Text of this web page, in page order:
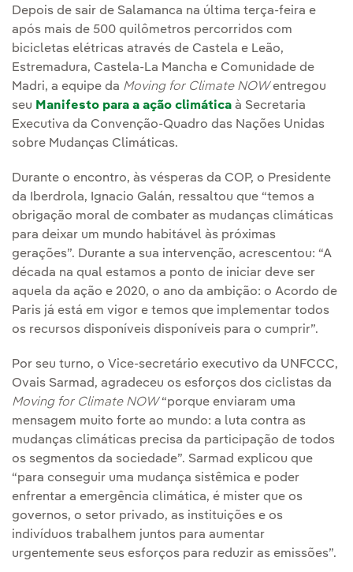
Depois de sair de Salamanca na última terça-feira e
após mais de 500 quilômetros percorridos com
bicicletas elétricas através de Castela e Leão,
Estremadura, Castela-La Mancha e Comunidade de
Madri, a equipe da Moving for Climate NOWentregou
seu Manifesto para a ação climática à Secretaria
Executiva da Convenção-Quadro das Nações Unidas
sobre Mudanças Climáticas.
Durante o encontro, às vésperas da COP, o Presidente
da Iberdrola, Ignacio Galán, ressaltou que “temos a
obrigação moral de combater as mudanças climáticas
para deixar um mundo habitável às próximas
gerações”. Durante a sua intervenção, acrescentou: “A
década na qual estamos a ponto de iniciar deve ser
aquela da ação e 2020, o ano da ambição: o Acordo de
Paris já está em vigor e temos que implementar todos
os recursos disponíveis disponíveis para o cumprir”.
Por seu turno, o Vice-secretário executivo da UNFCCC,
Ovais Sarmad, agradeceu os esforços dos ciclistas da
Moving for Climate NOW“porque enviaram uma
mensagem muito forte ao mundo: a luta contra as
mudanças climáticas precisa da participação de todos
os segmentos da sociedade”. Sarmad explicou que
“para conseguir uma mudança sistêmica e poder
enfrentar a emergência climática, é mister que os
governos, o setor privado, as instituições e os
indivíduos trabalhem juntos para aumentar
urgentemente seus esforços para reduzir as emissões”.